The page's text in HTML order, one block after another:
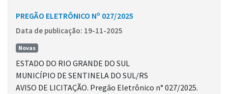
PREGÃO ELETRÔNICO Nº 027/2025
Data de publicação: 19-11-2025
Novas
ESTADO DO RIO GRANDE DO SUL
MUNICÍPIO DE SENTINELA DO SUL/RS
AVISO DE LICITAÇÃO. Pregão Eletrônico n° 027/2025.